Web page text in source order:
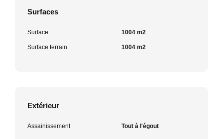
Surfaces
Surface 1004 m2
Surface terrain 1004 m2
Extérieur
Assainissement Tout à l'égout